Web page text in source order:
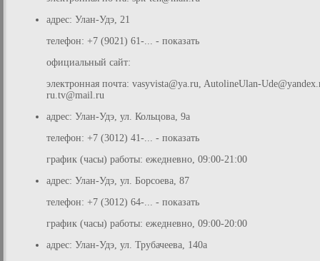
адрес: Улан-Удэ, 21
телефон: +7 (9021) 61-... - показать
официальный сайт:
электронная почта: vasyvista@ya.ru AutolineUlan-
ru.tv@mail.ru
адрес: Улан-Удэ, ул. Кольцова, 9а
телефон: +7 (3012) 41-... - показать
график (часы) работы: ежедневно, 09:00-21:00
адрес: Улан-Удэ, ул. Борсоева, 87
телефон: +7 (3012) 64-... - показать
график (часы) работы: ежедневно, 09:00-20:00
адрес: Улан-Удэ, ул. Трубачеева, 140а